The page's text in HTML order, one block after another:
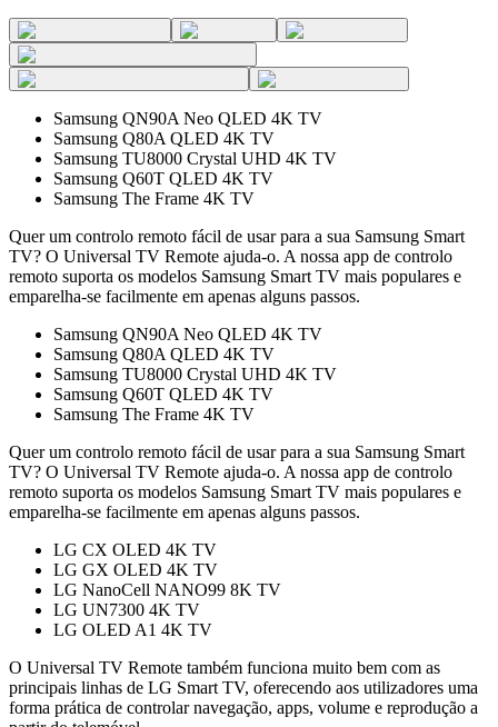
Samsung QN90A Neo QLED 4K TV
Samsung Q80A QLED 4K TV
Samsung TU8000 Crystal UHD 4K TV
Samsung Q60T QLED 4K TV
Samsung The Frame 4K TV
Quer um controlo remoto fácil de usar para a sua Samsung Smart
TV? O Universal TV Remote ajuda-o. A nossa app de controlo
remoto suporta os modelos Samsung Smart TV mais populares e
emparelha-se facilmente em apenas alguns passos.
Samsung QN90A Neo QLED 4K TV
Samsung Q80A QLED 4K TV
Samsung TU8000 Crystal UHD 4K TV
Samsung Q60T QLED 4K TV
Samsung The Frame 4K TV
Quer um controlo remoto fácil de usar para a sua Samsung Smart
TV? O Universal TV Remote ajuda-o. A nossa app de controlo
remoto suporta os modelos Samsung Smart TV mais populares e
emparelha-se facilmente em apenas alguns passos.
LG CX OLED 4K TV
LG GX OLED 4K TV
LG NanoCell NANO99 8K TV
LG UN7300 4K TV
LG OLED A1 4K TV
O Universal TV Remote também funciona muito bem com as
principais linhas de LG Smart TV, oferecendo aos utilizadores uma
forma prática de controlar navegação, apps, volume e reprodução a